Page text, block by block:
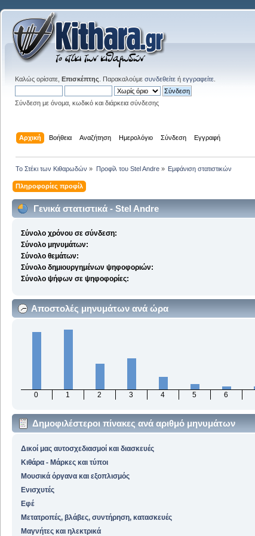
Καλώς ορίσατε, Επισκέπτης . Παρακαλούμε συνδεθείτε ή εγγραφείτε
Σύνδεση με όνομα, κωδικό και διάρκεια σύνδεσης
Αρχική Βοήθεια Αναζήτηση Ημερολόγιο Σύνδεση Εγγραφή
Το Στέκι των Κιθαρωδών » Προφίλ του Stel Andre» Εμφάνιση στατιστικών
Πληροφορίες προφίλ
Γενικά στατιστικά - Stel Andre
Σύνολο χρόνου σε σύνδεση:
Σύνολο μηνυμάτων:
Σύνολο θεμάτων:
Σύνολο δημιουργημένων ψηφοφοριών:
Σύνολο ψήφων σε ψηφοφορίες:
Αποστολές μηνυμάτων ανά ώρα
0 1 2 3 4 5 6
Δημοφιλέστεροι πίνακες ανά αριθμό μηνυμάτων
Δικοί μας αυτοσχεδιασμοί και διασκευές
Κιθάρα - Μάρκες και τύποι
Μουσικά όργανα και εξοπλισμός
Ενισχυτές
Εφέ
Μετατροπές, βλάβες, συντήρηση, κατασκευές
Μαγνήτες και ηλεκτρικά